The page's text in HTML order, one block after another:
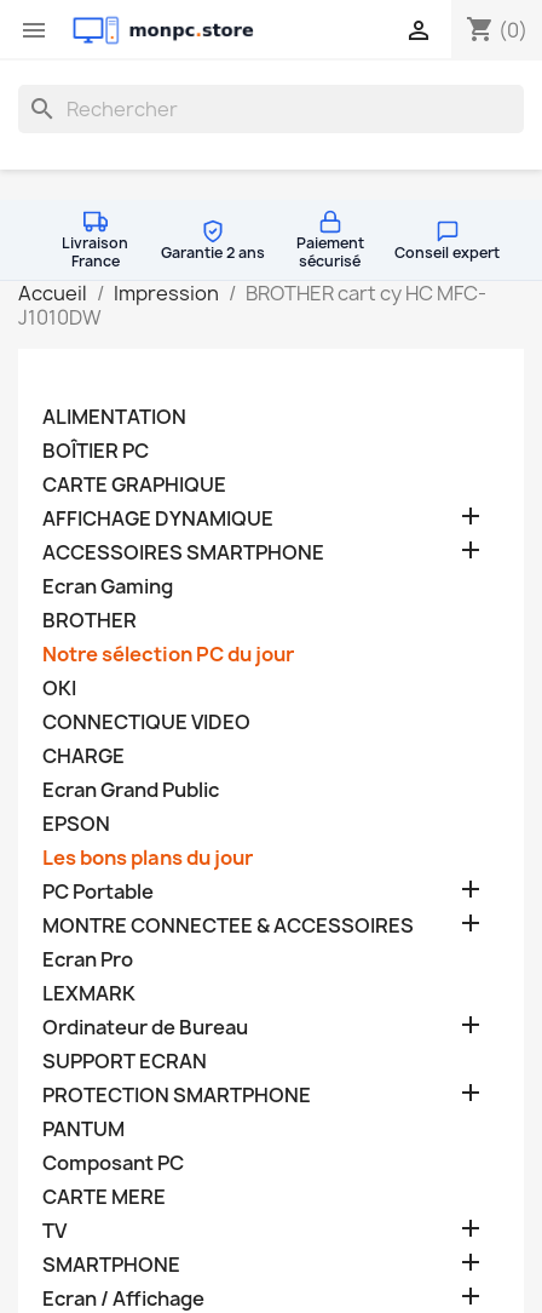
 shopping_cart (0)

search
Livraison
France
Garantie 2 ans
Paiement
sécurisé
Conseil expert
Accueil Impression
BROTHER cart cy HC MFC-
J1010DW
ALIMENTATION
BOÎTIER PC
CARTE GRAPHIQUE
AFFICHAGE DYNAMIQUE

ACCESSOIRES SMARTPHONE 
Ecran Gaming
BROTHER
Notre sélection PC du jour
OKI
CONNECTIQUE VIDEO
CHARGE
Ecran Grand Public
EPSON
Les bons plans du jour
PC Portable

MONTRE CONNECTEE & ACCESSOIRES 
Ecran Pro
LEXMARK
Ordinateur de Bureau

SUPPORT ECRAN
PROTECTION SMARTPHONE

PANTUM
Composant PC
CARTE MERE
TV

SMARTPHONE 
Ecran / Affichage 